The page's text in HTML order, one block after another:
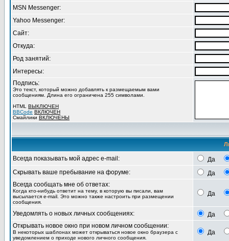
MSN Messenger:
Yahoo Messenger:
Сайт:
Откуда:
Род занятий:
Интересы:
Подпись:
Это текст, который можно добавлять к размещаемым вами
сообщениям. Длина его ограничена 255 символами.
HTML ВЫКЛЮЧЕН
BBCode ВКЛЮЧЕН
Смайлики ВКЛЮЧЕНЫ
Всегда показывать мой адрес e-mail:
Да
Скрывать ваше пребывание на форуме:
Да
Всегда сообщать мне об ответах:
Когда кто-нибудь ответит на тему, в которую вы писали, вам
высылается e-mail. Это можно также настроить при размещении
сообщения.
Да
Уведомлять о новых личных сообщениях:
Да
Открывать новое окно при новом личном сообщении:
В некоторых шаблонах может открываться новое окно браузера с
уведомлением о приходе нового личного сообщения.
Да